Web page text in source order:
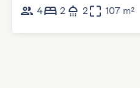
4
2 2 107 m²